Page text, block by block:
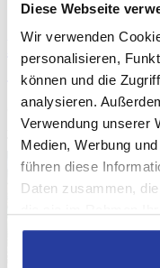
Diese Webseite
Wir verwenden
personalisieren,
können und die
analysieren.
Verwendung unserer
Medien, Werbung
führen diese
Daten zusammen,
haben.
Sep. 16
Eintrittskarten
Granada
Granada zu besuchen
Alhambra zu buchen
Tipps ...[mehr sehen]